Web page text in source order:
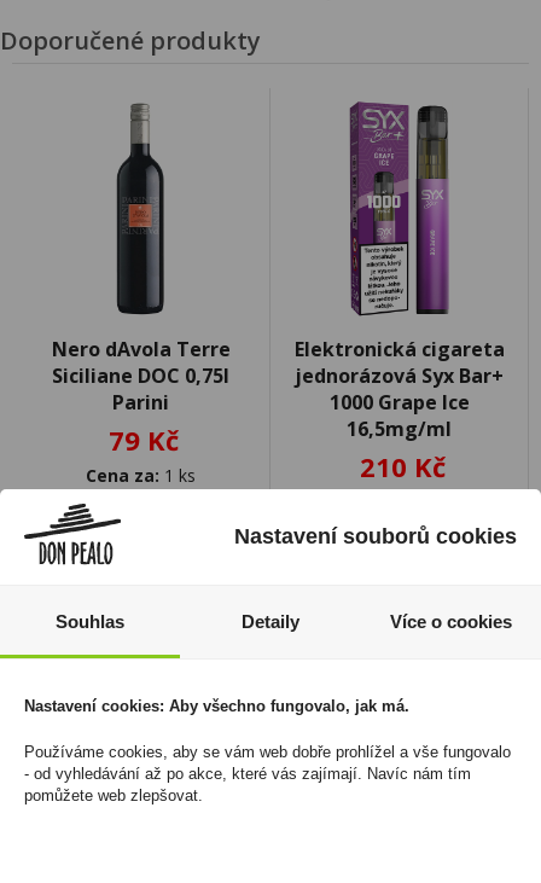
Doporučené produkty
Nero dAvola Terre
Siciliane DOC 0,75l
Parini
79 Kč
Cena za: 1 ks
Skladem:
Elektronická cigareta
jednorázová Syx Bar+
1000 Grape Ice
16,5mg/ml
210 Kč
Skladem:
5 - 50 ks
Nastavení souborů cookies
Souhlas Detaily Více o cookies
Nastavení cookies: Aby všechno fungovalo, jak má.
Používáme cookies, aby se vám web dobře prohlížel a vše fungovalo
- od vyhledávání až po akce, které vás zajímají. Navíc nám tím
pomůžete web zlepšovat.